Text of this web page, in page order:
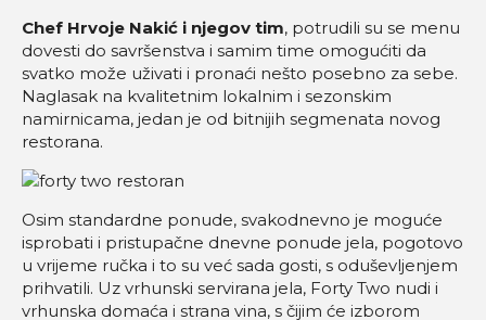
Chef Hrvoje Nakić i njegov tim, potrudili su se menu
dovesti do savršenstva i samim time omogućiti da
svatko može uživati i pronaći nešto posebno za sebe.
Naglasak na kvalitetnim lokalnim i sezonskim
namirnicama, jedan je od bitnijih segmenata novog
restorana.
Osim standardne ponude, svakodnevno je moguće
isprobati i pristupačne dnevne ponude jela, pogotovo
u vrijeme ručka i to su već sada gosti, s oduševljenjem
prihvatili. Uz vrhunski servirana jela, Forty Two nudi i
vrhunska domaća i strana vina, s čijim će izborom